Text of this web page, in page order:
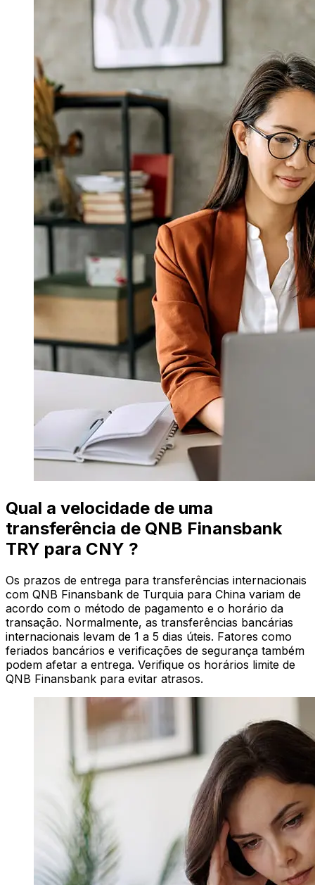
Qual a velocidade de uma
transferência de QNB Finansbank
TRY para CNY ?
Os prazos de entrega para transferências internacionais
com QNB Finansbank de Turquia para China variam de
acordo com o método de pagamento e o horário da
transação. Normalmente, as transferências bancárias
internacionais levam de 1 a 5 dias úteis. Fatores como
feriados bancários e verificações de segurança também
podem afetar a entrega. Verifique os horários limite de
QNB Finansbank para evitar atrasos.